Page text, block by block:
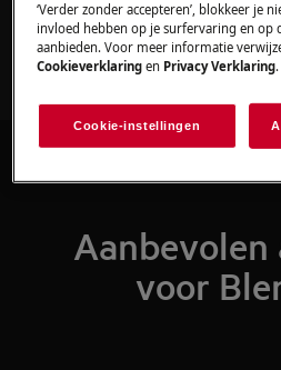
voor
‘Verder zonder accepteren’, blokkeer je
invloed hebben op je surfervaring en op
aanbieden. Voor meer informatie
Cookieverklaring en Privacy Verklaring.
Cookie-instellingen